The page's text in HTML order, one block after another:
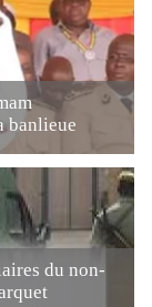
banlieue
du non-